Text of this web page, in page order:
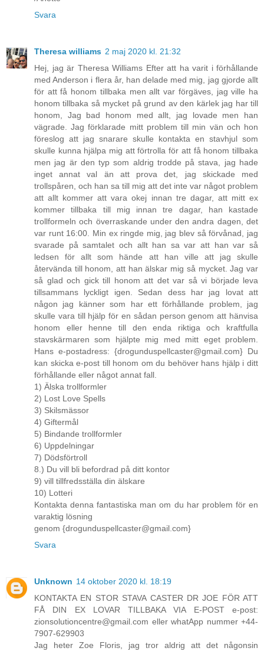
Svara
Theresa williams 2 maj 2020 kl. 21:32
Hej, jag är Theresa Williams Efter att ha varit i förhållande
med Anderson i flera år, han delade med mig, jag gjorde allt
för att få honom tillbaka men allt var förgäves, jag ville ha
honom tillbaka så mycket på grund av den kärlek jag har till
honom, Jag bad honom med allt, jag lovade men han
vägrade. Jag förklarade mitt problem till min vän och hon
föreslog att jag snarare skulle kontakta en stavhjul som
skulle kunna hjälpa mig att förtrolla för att få honom tillbaka
men jag är den typ som aldrig trodde på stava, jag hade
inget annat val än att prova det, jag skickade med
trollspåren, och han sa till mig att det inte var något problem
att allt kommer att vara okej innan tre dagar, att mitt ex
kommer tillbaka till mig innan tre dagar, han kastade
trollformeln och överraskande under den andra dagen, det
var runt 16:00. Min ex ringde mig, jag blev så förvånad, jag
svarade på samtalet och allt han sa var att han var så
ledsen för allt som hände att han ville att jag skulle
återvända till honom, att han älskar mig så mycket. Jag var
så glad och gick till honom att det var så vi började leva
tillsammans lyckligt igen. Sedan dess har jag lovat att
någon jag känner som har ett förhållande problem, jag
skulle vara till hjälp för en sådan person genom att hänvisa
honom eller henne till den enda riktiga och kraftfulla
stavskärmaren som hjälpte mig med mitt eget problem.
Hans e-postadress: {drogunduspellcaster@gmail.com} Du
kan skicka e-post till honom om du behöver hans hjälp i ditt
förhållande eller något annat fall.
1) Älska trollformler
2) Lost Love Spells
3) Skilsmässor
4) Giftermål
5) Bindande trollformler
6) Uppdelningar
7) Dödsförtroll
8.) Du vill bli befordrad på ditt kontor
9) vill tillfredsställa din älskare
10) Lotteri
Kontakta denna fantastiska man om du har problem för en
varaktig lösning
genom {drogunduspellcaster@gmail.com}
Svara
Unknown 14 oktober 2020 kl. 18:19
KONTAKTA EN STOR STAVA CASTER DR JOE FÖR ATT
FÅ DIN EX LOVAR TILLBAKA VIA E-POST e-post:
zionsolutioncentre@gmail.com eller whatApp nummer +44-
7907-629903
Jag heter Zoe Floris, jag tror aldrig att det någonsin